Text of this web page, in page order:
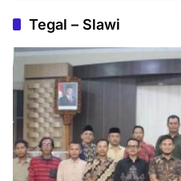
Tegal – Slawi